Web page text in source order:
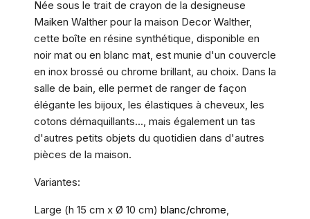
Née sous le trait de crayon de la designeuse
Maiken Walther pour la maison Decor Walther,
cette boîte en résine synthétique, disponible en
noir mat ou en blanc mat, est munie d'un couvercle
en inox brossé ou chrome brillant, au choix. Dans la
salle de bain, elle permet de ranger de façon
élégante les bijoux, les élastiques à cheveux, les
cotons démaquillants..., mais également un tas
d'autres petits objets du quotidien dans d'autres
pièces de la maison.
Variantes:
Large (h 15 cm x Ø 10 cm) blanc/chrome,